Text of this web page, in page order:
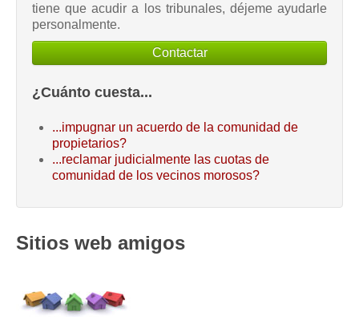
tiene que acudir a los tribunales, déjeme ayudarle
personalmente.
Contactar
¿Cuánto cuesta...
...impugnar un acuerdo de la comunidad de
propietarios?
...reclamar judicialmente las cuotas de
comunidad de los vecinos morosos?
Sitios web amigos